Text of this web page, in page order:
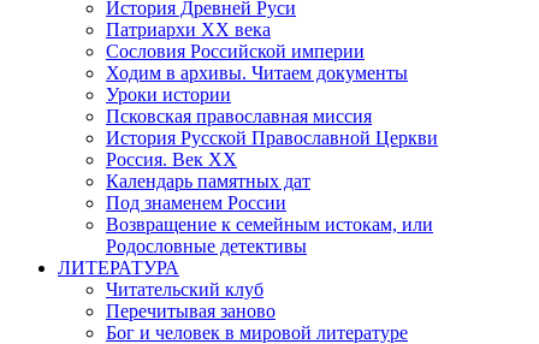
История Древней Руси
Патриархи XX века
Сословия Российской империи
Ходим в архивы. Читаем документы
Уроки истории
Псковская православная миссия
История Русской Православной Церкви
Россия. Век ХХ
Календарь памятных дат
Под знаменем России
Возвращение к семейным истокам, или
Родословные детективы
ЛИТЕРАТУРА
Читательский клуб
Перечитывая заново
Бог и человек в мировой литературе